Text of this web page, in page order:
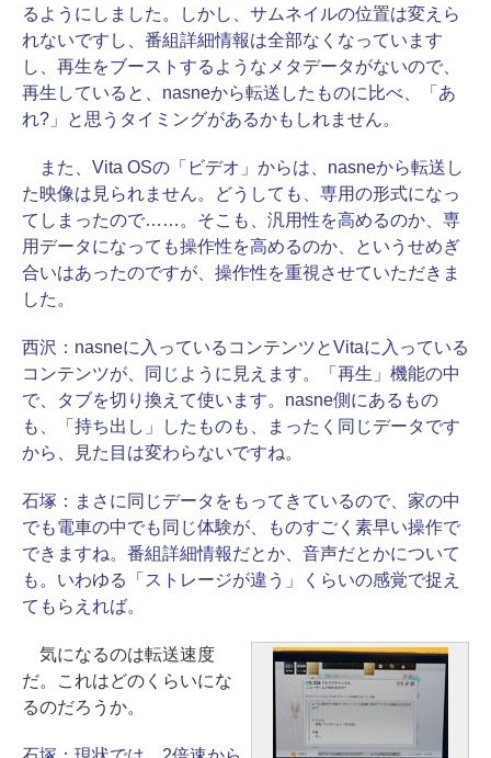
るようにしました。しかし、サムネイルの位置は変えら
れないですし、番組詳細情報は全部なくなっています
し、再生をブーストするようなメタデータがないので、
再生していると、nasneから転送したものに比べ、「あ
れ?」と思うタイミングがあるかもしれません。
また、Vita OSの「ビデオ」からは、nasneから転送し
た映像は見られません。どうしても、専用の形式になっ
てしまったので……。そこも、汎用性を高めるのか、専
用データになっても操作性を高めるのか、というせめぎ
合いはあったのですが、操作性を重視させていただきま
した。
西沢： nasneに入っているコンテンツとVitaに入っている
コンテンツが、同じように見えます。「再生」機能の中
で、タブを切り換えて使います。nasne側にあるもの
も、「持ち出し」したものも、まったく同じデータです
から、見た目は変わらないですね。
石塚： まさに同じデータをもってきているので、家の中
でも電車の中でも同じ体験が、ものすごく素早い操作で
できますね。番組詳細情報だとか、音声だとかについて
も。いわゆる「ストレージが違う」くらいの感覚で捉え
てもらえれば。
気になるのは転送速度
だ。これはどのくらいにな
るのだろうか。